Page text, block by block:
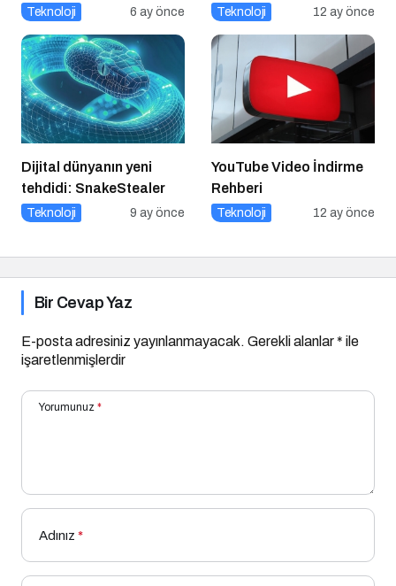
Gastronomiyi Nasıl
Teknoloji 6 ay önce
Tasarım Nasıl Yapılır?
Teknoloji 12 ay önce
Dijital dünyanın yeni
tehdidi: SnakeStealer
Teknoloji 9 ay önce
YouTube Video İndirme
Rehberi
Teknoloji 12 ay önce
Bir Cevap Yaz
E-posta adresiniz yayınlanmayacak. Gerekli alanlar* ile
işaretlenmişlerdir
Yorumunuz *
Adınız *